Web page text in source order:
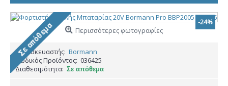
-24%
Περισσότερες φωτογραφίες
Κατασκευαστής: Bormann
Κωδικός Προϊόντος: 036425
Διαθεσιμότητα: Σε απόθεμα